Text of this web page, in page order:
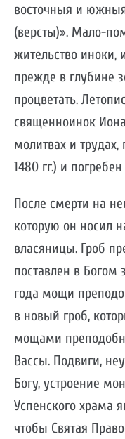
восточныя и
(версты)». Мало-
жительство иноки,
прежде в глубине
процветать.
священноинок
молитвах и трудах,
1480 гг.) и
После смерти на
которую он носил
власяницы. Гроб
поставлен в Богом
года мощи
в новый гроб,
мощами
Вассы. Подвиги,
Богу, устроение
Успенского храма
чтобы Святая